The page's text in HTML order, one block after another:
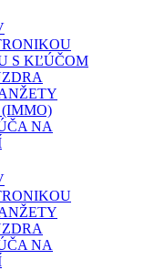
S KĽÚČOM
NA
NA